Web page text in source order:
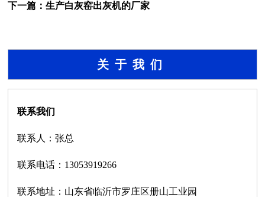
下一篇：生产白灰窑出灰机的厂家
关于我们
联系我们
联系人：张总
联系电话：13053919266
联系地址：山东省临沂市罗庄区册山工业园